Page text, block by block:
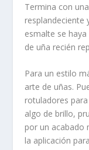
Termina con
resplandeciente
esmalte se
de uña recién
Para un estilo
arte de uñas.
rotuladores
algo de brillo,
por un acabado
la aplicación